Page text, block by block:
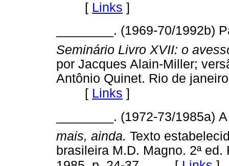
[ Links ]
________. (1969-70/1992b)
Seminário Livro XVII: o
por Jacques Alain-Miller;
Antônio Quinet. Rio de
[ Links ]
________. (1972-73/1985a)
mais, ainda. Texto
brasileira M.D. Magno. 2ª